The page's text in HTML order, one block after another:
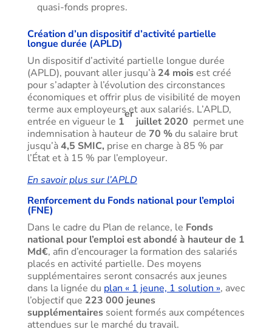
quasi-fonds propres.
Création d’un dispositif d’activité partielle
longue durée (APLD)
Un dispositif d’activité partielle longue durée
(APLD), pouvant aller jusqu’à 24 moisest créé
pour s’adapter à l’évolution des circonstances
économiques et offrir plus de visibilité de moyen
terme aux employeurs et aux salariés. L’APLD,
entrée en vigueur le 1
er
juillet 2020 permet une
indemnisation à hauteur de 70 %du salaire brut
jusqu’à4,5 SMIC, prise en charge à 85 % par
l’État et à 15 % par l’employeur.
En savoir plus sur l’APLD
Renforcement du Fonds national pour l’emploi
(FNE)
Dans le cadre du Plan de relance, le Fonds
national pour l’emploi est abondé à hauteur de 1
Md€, afin d’encourager la formation des salariés
placés en activité partielle. Des moyens
supplémentaires seront consacrés aux jeunes
dans la lignée du plan « 1 jeune, 1 solution », avec
l’objectif que 223 000 jeunes
supplémentairessoient formés aux compétences
attendues sur le marché du travail.